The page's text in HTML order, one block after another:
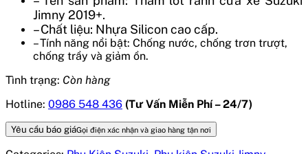
Jimny 2019+.
– Chất liệu: Nhựa Silicon cao cấp.
– Tính năng nổi bật: Chống nước, chống trơn trượt,
chống trầy và giảm ồn.
Tình trạng: Còn hàng
Hotline: 0986 548 436 (Tư Vấn Miễn Phí – 24/7)
Yêu cầu báo giáGọi điện xác nhận và giao hàng tận nơi